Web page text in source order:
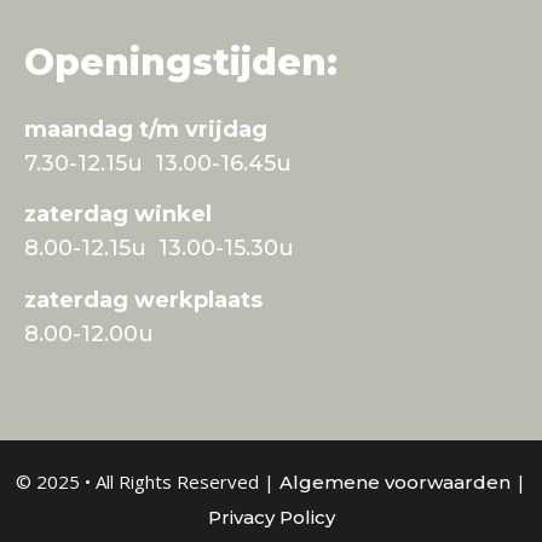
Openingstijden:
maandag t/m vrijdag
7.30-12.15u 13.00-16.45u
zaterdag winkel
8.00-12.15u 13.00-15.30u
zaterdag werkplaats
8.00-12.00u
© 2025 • All Rights Reserved | Algemene voorwaarden |
Privacy Policy